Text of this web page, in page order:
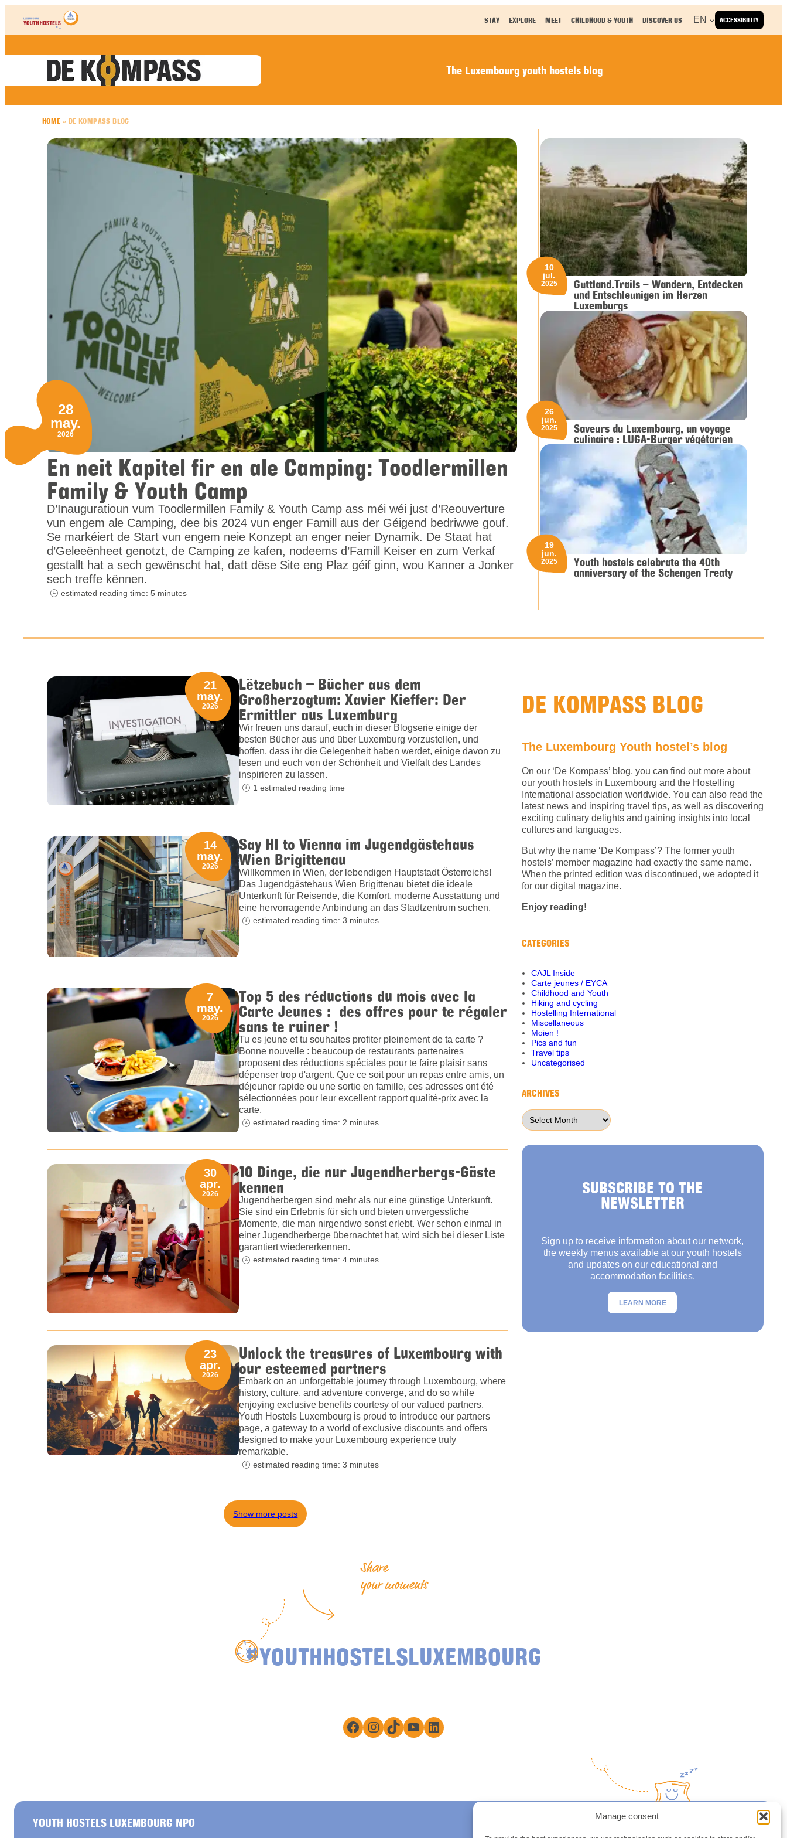
Manage consent
ACCESSIBILITY
STAY EXPLORE MEET CHILDHOOD & YOUTH DISCOVER US EN
The Luxembourg youth hostels blog
HOME » DE KOMPASS BLOG
En neit Kapitel fir en ale Camping: Toodlermillen
Family & Youth Camp
D’Inauguratioun vum Toodlermillen Family & Youth Camp ass méi wéi just d’Reouverture
vun engem ale Camping, dee bis 2024 vun enger Famill aus der Géigend bedriwwe gouf.
Se markéiert de Start vun engem neie Konzept an enger neier Dynamik. De Staat hat
d’Geleeënheet genotzt, de Camping ze kafen, nodeems d’Famill Keiser en zum Verkaf
gestallt hat a sech gewënscht hat, datt dëse Site eng Plaz géif ginn, wou Kanner a Jonker
sech treffe kënnen.
28
may.
2026
estimated reading time: 5 minutes
Guttland.Trails – Wandern, Entdecken
und Entschleunigen im Herzen
Luxemburgs
10
jul.
2025
Saveurs du Luxembourg, un voyage
culinaire : LUGA-Burger végétarien
26
jun.
2025
Youth hostels celebrate the 40th
anniversary of the Schengen Treaty
19
jun.
2025
Lëtzebuch – Bücher aus dem
Großherzogtum: Xavier Kieffer: Der
Ermittler aus Luxemburg
Wir freuen uns darauf, euch in dieser Blogserie einige der
besten Bücher aus und über Luxemburg vorzustellen, und
hoffen, dass ihr die Gelegenheit haben werdet, einige davon zu
lesen und euch von der Schönheit und Vielfalt des Landes
inspirieren zu lassen.
21
may.
2026
1 estimated reading time
Say HI to Vienna im Jugendgästehaus
Wien Brigittenau
Willkommen in Wien, der lebendigen Hauptstadt Österreichs!
Das Jugendgästehaus Wien Brigittenau bietet die ideale
Unterkunft für Reisende, die Komfort, moderne Ausstattung und
eine hervorragende Anbindung an das Stadtzentrum suchen.
14
may.
2026
estimated reading time: 3 minutes
Top 5 des réductions du mois avec la
Carte Jeunes : des offres pour te régaler
sans te ruiner !
Tu es jeune et tu souhaites profiter pleinement de ta carte ?
Bonne nouvelle : beaucoup de restaurants partenaires
proposent des réductions spéciales pour te faire plaisir sans
dépenser trop d'argent. Que ce soit pour un repas entre amis, un
déjeuner rapide ou une sortie en famille, ces adresses ont été
sélectionnées pour leur excellent rapport qualité-prix avec la
carte.
7
may.
2026
estimated reading time: 2 minutes
10 Dinge, die nur Jugendherbergs-Gäste
kennen
Jugendherbergen sind mehr als nur eine günstige Unterkunft.
Sie sind ein Erlebnis für sich und bieten unvergessliche
Momente, die man nirgendwo sonst erlebt. Wer schon einmal in
einer Jugendherberge übernachtet hat, wird sich bei dieser Liste
garantiert wiedererkennen.
30
apr.
2026
estimated reading time: 4 minutes
Unlock the treasures of Luxembourg with
our esteemed partners
Embark on an unforgettable journey through Luxembourg, where
history, culture, and adventure converge, and do so while
enjoying exclusive benefits courtesy of our valued partners.
Youth Hostels Luxembourg is proud to introduce our partners
page, a gateway to a world of exclusive discounts and offers
designed to make your Luxembourg experience truly
remarkable.
23
apr.
2026
estimated reading time: 3 minutes
Show more posts
DE KOMPASS BLOG
The Luxembourg Youth hostel’s blog
On our ‘De Kompass’ blog, you can find out more about
our youth hostels in Luxembourg and the Hostelling
International association worldwide. You can also read the
latest news and inspiring travel tips, as well as discovering
exciting culinary delights and gaining insights into local
cultures and languages.
But why the name ‘De Kompass’? The former youth
hostels’ member magazine had exactly the same name.
When the printed edition was discontinued, we adopted it
for our digital magazine.
Enjoy reading!
CATEGORIES
CAJL Inside
Carte jeunes / EYCA
Childhood and Youth
Hiking and cycling
Hostelling International
Miscellaneous
Moien !
Pics and fun
Travel tips
Uncategorised
ARCHIVES
Archives
SUBSCRIBE TO THE
NEWSLETTER
Sign up to receive information about our network,
the weekly menus available at our youth hostels
and updates on our educational and
accommodation facilities.
LEARN MORE
Share
your moments
#YOUTHHOSTELSLUXEMBOURG
Facebook
Instagram
TikTokYouTube
LinkedIn
YOUTH HOSTELS LUXEMBOURG NPO